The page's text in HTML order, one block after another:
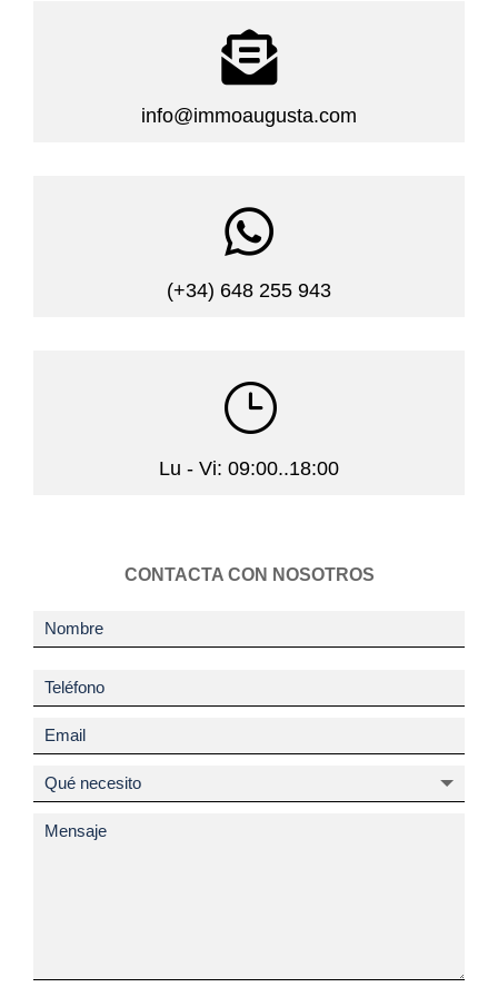

info@immoaugusta.com

(+34) 648 255 943
}
Lu - Vi: 09:00..18:00
CONTACTA CON NOSOTROS